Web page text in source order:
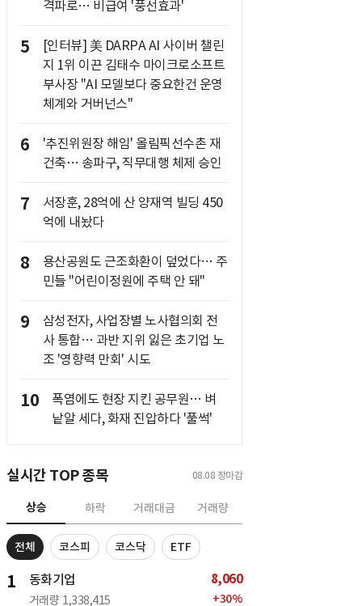
격파로… 비급여 '풍선효과'
5
[인터뷰] 美 DARPA AI 사이버 챌린
지 1위 이끈 김태수 마이크로소프트
부사장 "AI 모델보다 중요한건 운영
체계와 거버넌스"
6
'추진위원장 해임' 올림픽선수촌 재
건축… 송파구, 직무대행 체제 승인
7
서장훈, 28억에 산 양재역 빌딩 450
억에 내놨다
8
용산공원도 근조화환이 덮었다… 주
민들 "어린이정원에 주택 안 돼"
9
삼성전자, 사업장별 노사협의회 전
사 통합… 과반 지위 잃은 초기업 노
조 '영향력 만회' 시도
10
폭염에도 현장 지킨 공무원… 벼
낱알 세다, 화재 진압하다 '풀썩'
실시간 TOP 종목 08.08 장마감
상승 하락 거래대금 거래량
전체 코스피 코스닥 ETF
1 동화기업
거래량 1,338,415
8,060
+30%